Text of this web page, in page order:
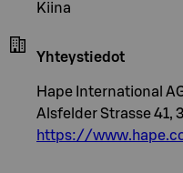
Kiina
Yhteystiedot
Hape International
Alsfelder Strasse 41,
https://